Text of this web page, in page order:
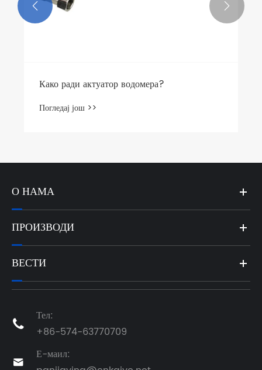
Како ради актуатор водомера?
Погледај још >>
 
О НАМА
ПРОИЗВОДИ
ВЕСТИ

Тел:
+86-574-63770709

Е-маил: